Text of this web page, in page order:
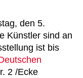
den 5.
Künstler sind an
ist bis
2 /Ecke